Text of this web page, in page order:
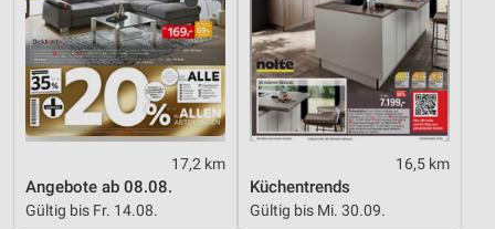
17,2 km
Angebote ab 08.08.
Gültig bis Fr. 14.08.
16,5 km
Küchentrends
Gültig bis Mi. 30.09.